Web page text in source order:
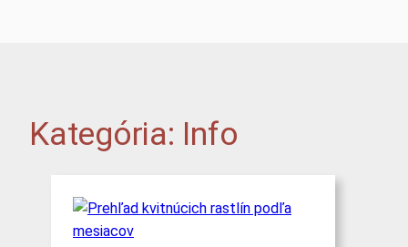
Kategória: Info